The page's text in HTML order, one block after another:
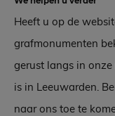
Heeft u op de
grafmonumenten
gerust langs in
is in Leeuwarden.
naar ons toe te